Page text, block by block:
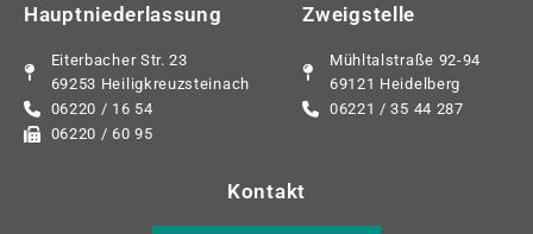
Hauptniederlassung
Eiterbacher Str. 23
69253 Heiligkreuzsteinach
06220 / 16 54
06220 / 60 95
Zweigstelle
Mühltalstraße 92-94
69121 Heidelberg
06221 / 35 44 287
Kontakt